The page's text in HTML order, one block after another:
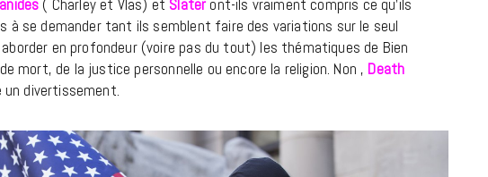
( Charley et Vlas) et Slateront-ils vraiment compris ce qu’ils
à se demander tant ils semblent faire des variations sur le seul
en profondeur (voire pas du tout) les thématiques de Bien
mort, de la justice personnelle ou encore la religion. Non ,Death
un divertissement.